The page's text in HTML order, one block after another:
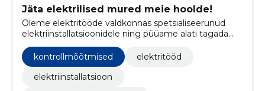
Jäta elektrilised mured meie hoolde!
Oleme elektritööde valdkonnas spetsialiseerunud
elektriinstallatsioonidele ning püüame alati tagada
kõrgekvaliteedilise teenuse oma klientidele.
kontrollmõõtmised
elektritööd
elektriinstallatsioon